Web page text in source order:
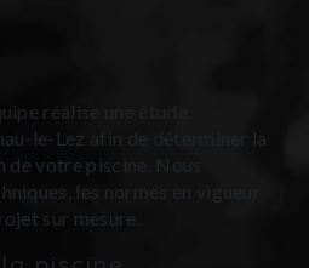
réalise une étude
le-Lez afin de déterminer la
votre piscine. Nous
les normes en vigueur
sur mesure.